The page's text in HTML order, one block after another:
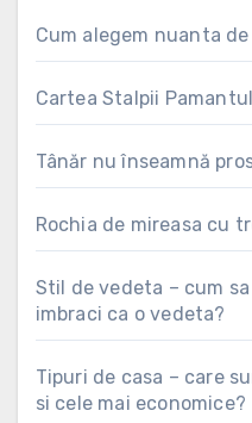
Cum alegem nuanta de
Cartea Stalpii
Tânăr nu înseamnă
Rochia de mireasa cu
Stil de vedeta – cum
imbraci ca o vedeta?
Tipuri de casa – care
si cele mai economice?